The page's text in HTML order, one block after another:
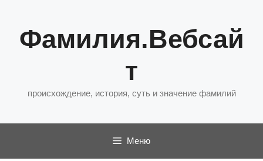
содержимому
Фамилия.Вебсай
т
происхождение, история, суть и значение фамилий
Меню